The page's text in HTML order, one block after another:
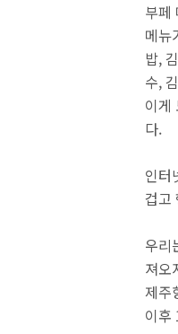
부페
메뉴
밥,
수,
이게
다.
인터
겁고
우리
져오
제주
이후